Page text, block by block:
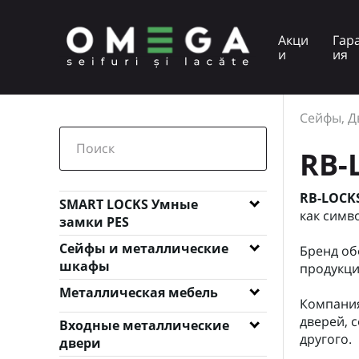
Акци
и
ия
Категории
SMART LOCKS Умные
замки PES
Умные замки для входных
дверей Smart Lock PES
Умные замки для
межкомнатных дверей
Smart Lock PES
Электронные замки для
Сейфы и металлические
шкафы
Сейфы мебельные
Сейфы MINI
Сейфы встраиваемые в
Металлическая мебель
Почтовые ящики
Кэшбоксы
Входные металлические
двери
Сейфы,
RB-
RB-
как
Бренд
дверей,
другого.